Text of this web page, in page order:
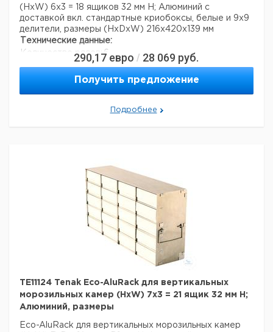
(HxW) 6x3 = 18 ящиков 32 мм H; Алюминий с
доставкой вкл. стандартные криобоксы, белые и 9x9
делители, размеры (HxDxW) 216x420x139 мм
Технические данные:
Количество рядов:6
алюминий
Данные для перевозки (реальные данные могут
290,17 евро / 28 069 руб.
Получить предложение
Подробнее
TE11124 Tenak Eco-AluRack для вертикальных
морозильных камер (HxW) 7x3 = 21 ящик 32 мм H;
Алюминий, размеры
Eco-AluRack для вертикальных морозильных камер